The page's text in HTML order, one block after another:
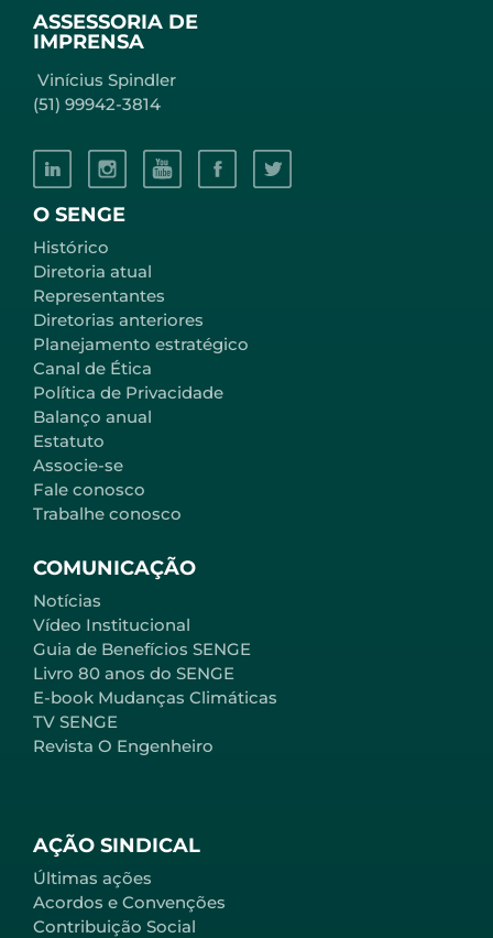
AÇÃO SINDICAL
Últimas ações
Acordos e Convenções
Contribuição Social
O SENGE
Histórico
Diretoria atual
Representantes
Diretorias anteriores
Planejamento estratégico
Canal de Ética
Política de Privacidade
Balanço anual
Estatuto
Associe-se
Fale conosco
Trabalhe conosco
COMUNICAÇÃO
Notícias
Vídeo Institucional
Guia de Benefícios SENGE
Livro 80 anos do SENGE
E-book Mudanças Climáticas
TV SENGE
Revista O Engenheiro
ASSESSORIA DE
IMPRENSA
Vinícius Spindler
(51) 99942-3814